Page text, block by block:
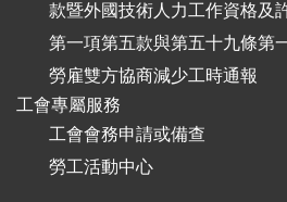
款暨外國技術人力工作資格及
第一項第五款與第五十九條第
勞雇雙方協商減少工時通報
工會專屬服務
工會會務申請或備查
勞工活動中心